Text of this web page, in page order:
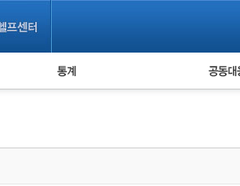
누적 피해사례 통계 피해자